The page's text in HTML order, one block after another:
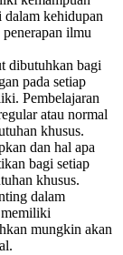
dalam kehidupan
ilmu
dibutuhkan bagi
pada setiap
Pembelajaran
atau normal
khusus.
dan hal apa
bagi setiap
khusus.
dalam
memiliki
mungkin akan